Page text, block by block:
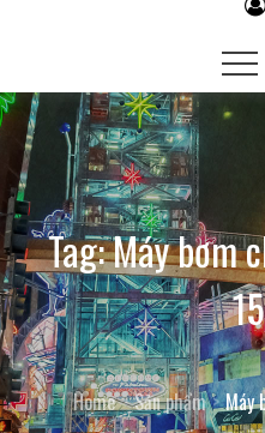
Tag:Máy bơm
Home Sản phẩm Máy